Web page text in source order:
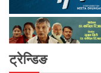
ट्रेन्डिङ